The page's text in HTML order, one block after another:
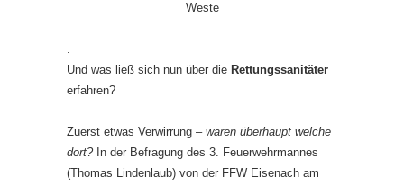
Weste
Und was ließ sich nun über die Rettungssanitäter
erfahren?
Zuerst etwas Verwirrung – waren überhaupt welche
dort?In der Befragung des 3. Feuerwehrmannes
(Thomas Lindenlaub) von der FFW Eisenach am